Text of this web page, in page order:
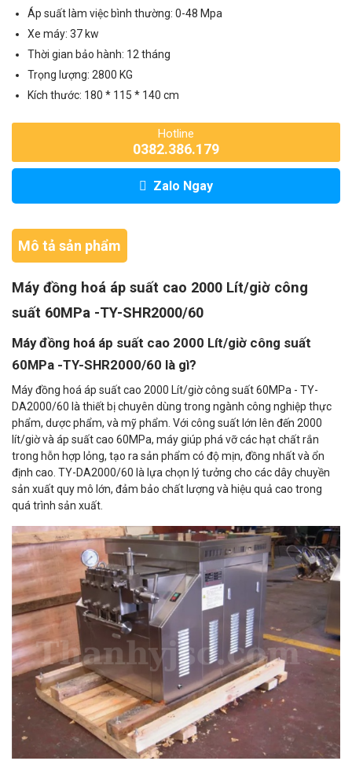
Áp suất làm việc bình thường: 0-48 Mpa
Xe máy: 37 kw
Thời gian bảo hành: 12 tháng
Trọng lượng: 2800 KG
Kích thước: 180 * 115 * 140 cm
Hotline
0382.386.179
Zalo Ngay
Mô tả sản phẩm
Máy đồng hoá áp suất cao 2000 Lít/giờ công
suất 60MPa -TY-SHR2000/60
Máy đồng hoá áp suất cao 2000 Lít/giờ công suất
60MPa -TY-SHR2000/60 là gì?
Máy đồng hoá áp suất cao 2000 Lít/giờ công suất 60MPa - TY-
DA2000/60 là thiết bị chuyên dùng trong ngành công nghiệp thực
phẩm, dược phẩm, và mỹ phẩm. Với công suất lớn lên đến 2000
lít/giờ và áp suất cao 60MPa, máy giúp phá vỡ các hạt chất rắn
trong hỗn hợp lỏng, tạo ra sản phẩm có độ mịn, đồng nhất và ổn
định cao. TY-DA2000/60 là lựa chọn lý tưởng cho các dây chuyền
sản xuất quy mô lớn, đảm bảo chất lượng và hiệu quả cao trong
quá trình sản xuất.